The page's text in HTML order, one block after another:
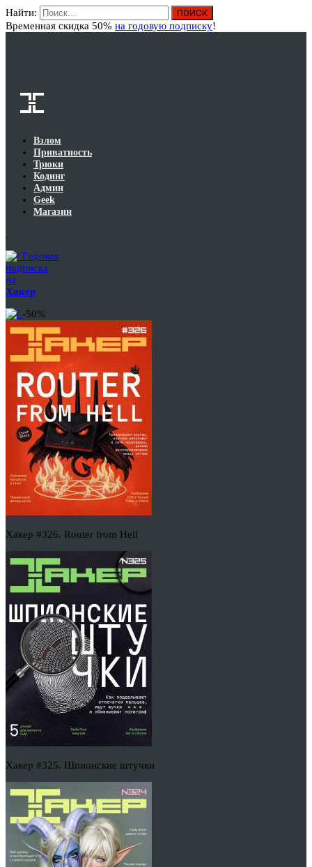
Найти:
Временная скидка 50% на годовую подписку!
Взлом
Приватность
Трюки
Кодинг
Админ
Geek
Магазин
Годовая
подписка
на
Хакер
-50%
Хакер #326. Router from Hell
Хакер #325. Шпионские штучки